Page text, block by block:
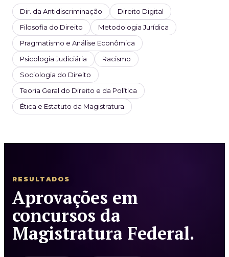
Dir. da Antidiscriminação
Direito Digital
Filosofia do Direito
Metodologia Jurídica
Pragmatismo e Análise Econômica
Psicologia Judiciária
Racismo
Sociologia do Direito
Teoria Geral do Direito e da Política
Ética e Estatuto da Magistratura
RESULTADOS
Aprovações em
concursos da
Magistratura Federal.